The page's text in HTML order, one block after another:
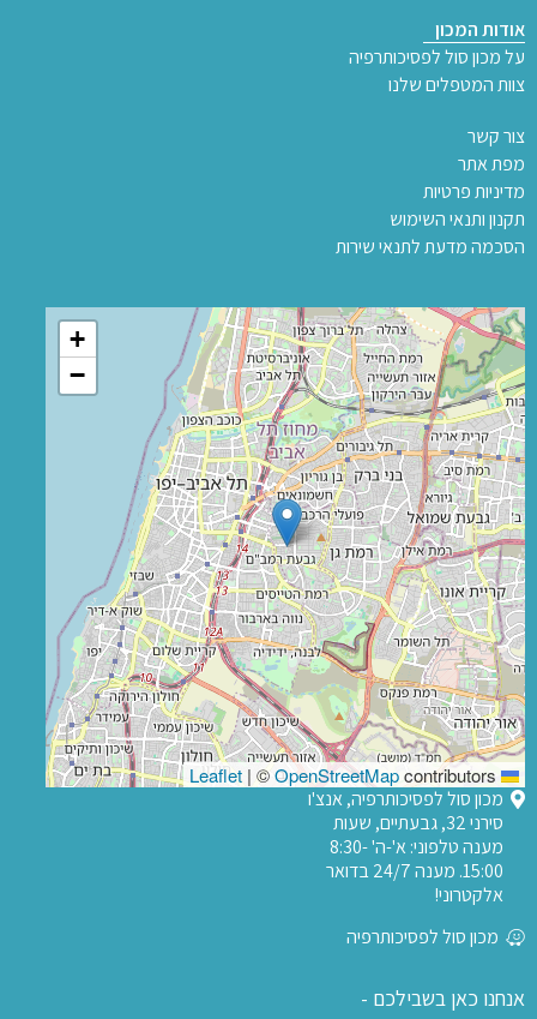
אודות המכון
על מכון סול לפסיכותרפיה
צוות המטפלים שלנו
צור קשר
מפת אתר
מדיניות פרטיות
תקנון ותנאי השימוש
הסכמה מדעת לתנאי שירות
+
−
| ©OpenStreetMapcontributors
מכון סול לפסיכותרפיה, אנצ'ו
סירני 32, גבעתיים, שעות
מענה טלפוני: א'-ה' 8:30-
15:00. מענה 24/7 בדואר
אלקטרוני!
מכון סול לפסיכותרפיה
אנחנו כאן בשבילכם -